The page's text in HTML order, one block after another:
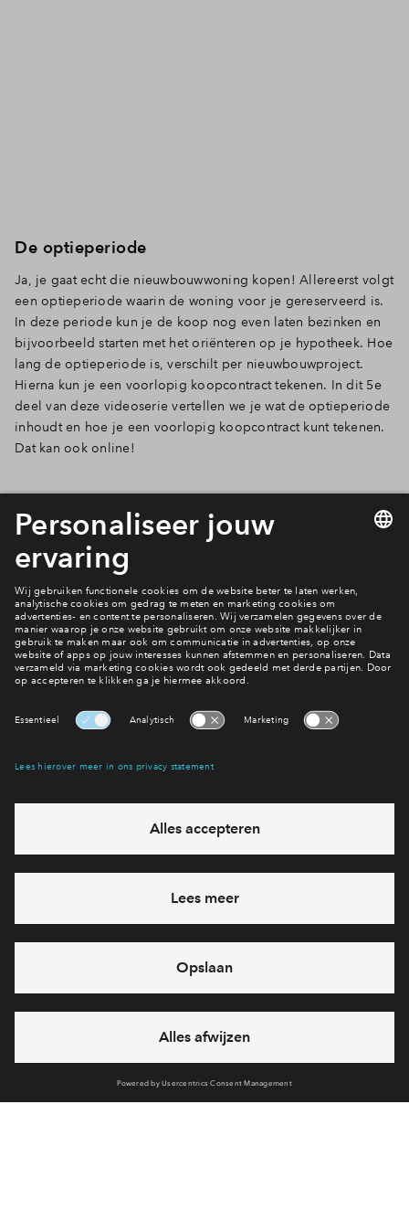
De optieperiode
Ja, je gaat echt die nieuwbouwwoning kopen! Allereerst volgt
een optieperiode waarin de woning voor je gereserveerd is.
In deze periode kun je de koop nog even laten bezinken en
bijvoorbeeld starten met het oriënteren op je hypotheek. Hoe
lang de optieperiode is, verschilt per nieuwbouwproject.
Hierna kun je een voorlopig koopcontract tekenen. In dit 5e
deel van deze videoserie vertellen we je wat de optieperiode
inhoudt en hoe je een voorlopig koopcontract kunt tekenen.
Dat kan ook online!
Interesse? Meld je dan snel aan
Hiermee blijf je op de hoogte van het belangrijkste nieuws en
eventuele projecten
Ja, ik wil mij aanmelden
vandaag van 09:00 - 18:00 uur
Privacy statement